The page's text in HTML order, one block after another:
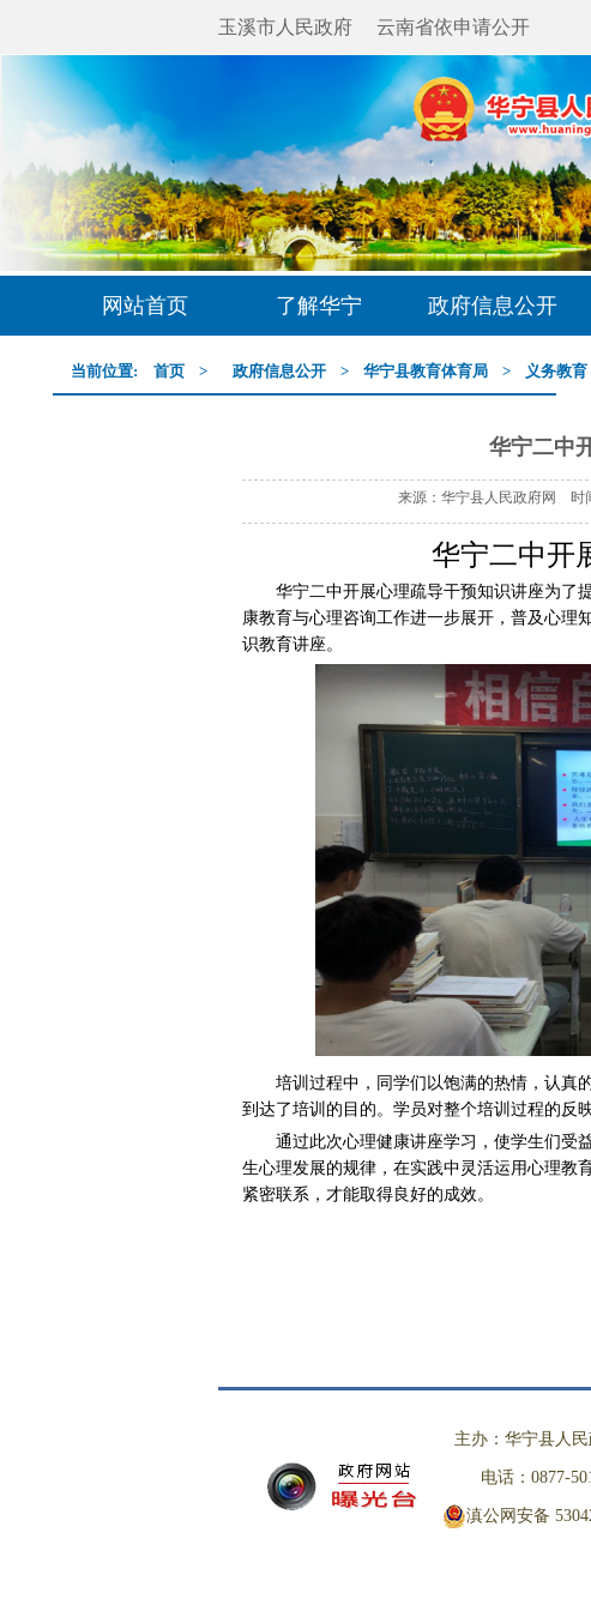
玉溪市人民政府 云南省依申请公开
网站首页 了解华宁 政府信息公开
当前位置: 首页 > 政府信息公开 > 华宁县教育体育局 > 义务教育
华宁二中
来源：华宁县人民政府网 时
华宁二中开
华宁二中开展心理疏导干预知识讲座为了
康教育与心理咨询工作进一步展开，普及心理
识教育讲座。
培训过程中，同学们以饱满的热情，认真
到达了培训的目的。学员对整个培训过程的反
通过此次心理健康讲座学习，使学生们受
生心理发展的规律，在实践中灵活运用心理教
紧密联系，才能取得良好的成效
（
主办：华宁县人
电话：0877-
滇公网安备